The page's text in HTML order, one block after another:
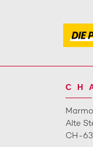
Alte
CH-